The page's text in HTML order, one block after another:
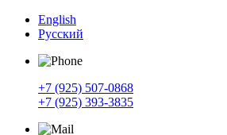
English
Русский
+7 (925) 507-0868
+7 (925) 393-3835